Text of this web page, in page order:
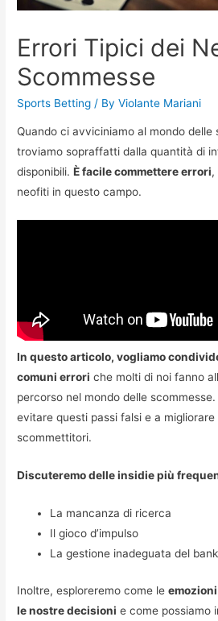
Errori Tipici dei
Scommesse
Sports Betting / ByViolante Mariani
Quando ci avviciniamo al mondo delle
troviamo sopraffatti dalla quantità di
disponibili.È facile commettere errori,
neofiti in questo campo.
In questo articolo, vogliamo
comuni errori che molti di noi fanno
percorso nel mondo delle
evitare questi passi falsi e a
scommettitori.
Discuteremo delle insidie più
La mancanza di ricerca
Il gioco d’impulso
La gestione inadeguata del
Inoltre, esploreremo come le
le nostre decisioni e come possiamo